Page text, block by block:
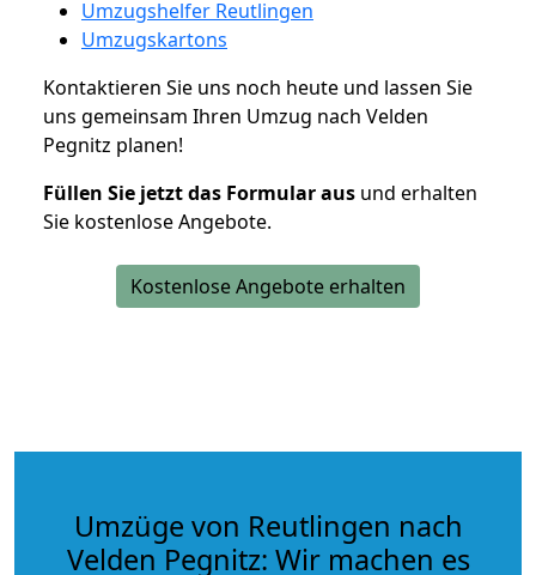
Umzugshelfer Reutlingen
Umzugskartons
Kontaktieren Sie uns noch heute und lassen Sie
uns gemeinsam Ihren Umzug nach Velden
Pegnitz planen!
Füllen Sie jetzt das Formular aus und erhalten
Sie kostenlose Angebote.
Kostenlose Angebote erhalten
Umzüge von Reutlingen nach
Velden Pegnitz: Wir machen es